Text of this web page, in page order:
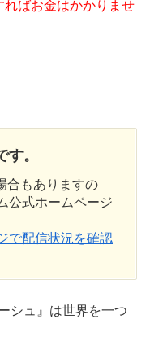
ばお金はかかりませ
。
合もありますの
公式ホームページ
で配信状況を確認
シュ』は世界を一つ